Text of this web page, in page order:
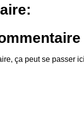
ça peut se passer